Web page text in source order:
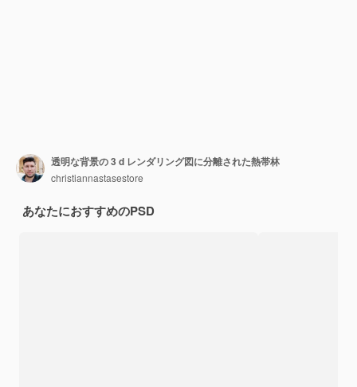
透明な背景の 3 d レンダリング図に分離された熱帯林
christiannastasestore
あなたにおすすめのPSD